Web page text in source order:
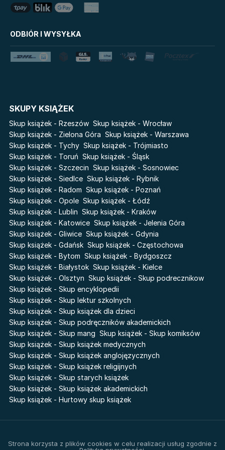
LoveBook
Królestwo kłamstw
Lato
Salt Modern Fiction
The Powerless Trilogy
Cykle
Pamiętniki Wampirów
Basia. Wielka księga.
Poznawaj świat z Basią
The Hazel Wood
Zmierzch
Faye
Katie Maguire
Liceum Freuda
Sherlock Holmes Society
Światy Pilipiuka
Cień od wschodu
Przebudzenie powietrza
Pieśń Lwicy
Akademia wampirów
Karneval
Baśń o złamanym sercu
Prosta zabawa
ODBIÓR I WYSYŁKA
SKUPY KSIĄŻEK
Skup książek - Rzeszów Skup książek - Wrocław
Skup książek - Zielona Góra Skup książek - Warszawa
Skup książek - Tychy Skup książek - Trójmiasto
Skup książek - Toruń Skup książek - Śląsk
Skup książek - Szczecin Skup książek - Sosnowiec
Skup książek - Siedlce Skup książek - Rybnik
Skup książek - Radom Skup książek - Poznań
Skup książek - Opole Skup książek - Łódź
Skup książek - Lublin Skup książek - Kraków
Skup książek - Katowice Skup książek - Jelenia Góra
Skup książek - Gliwice Skup książek - Gdynia
Skup książek - Gdańsk Skup książek - Częstochowa
Skup książek - Bytom Skup książek - Bydgoszcz
Skup książek - Białystok Skup książek - Kielce
Skup książek - Olsztyn Skup książek - Skup podrecznikow
Skup książek - Skup encyklopedii
Skup książek - Skup lektur szkolnych
Skup książek - Skup książek dla dzieci
Skup książek - Skup podręczników akademickich
Skup książek - Skup mang Skup książek - Skup komiksów
Skup książek - Skup książek medycznych
Skup książek - Skup książek anglojęzycznych
Skup książek - Skup książek religijnych
Skup książek - Skup starych książek
Skup książek - Skup książek akademickich
Skup książek - Hurtowy skup książek
Strona korzysta z plików cookies w celu realizacji usług zgodnie z